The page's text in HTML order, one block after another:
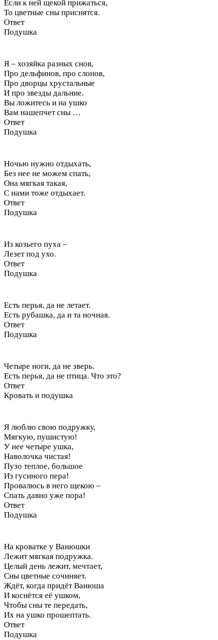
Если к ней щекой прижаться,
То цветные сны приснятся.
Ответ
Подушка
Я – хозяйка разных снов,
Про дельфинов, про слонов,
Про дворцы хрустальные
И про звезды дальние.
Вы ложитесь и на ушко
Вам нашепчет сны …
Ответ
Подушка
Ночью нужно отдыхать,
Без нее не можем спать,
Она мягкая такая,
С нами тоже отдыхает.
Ответ
Подушка
Из козьего пуха –
Лезет под ухо.
Ответ
Подушка
Есть перья, да не летает.
Есть рубашка, да и та ночная.
Ответ
Подушка
Четыре ноги, да не зверь.
Есть перья, да не птица. Что это?
Ответ
Кровать и подушка
Я люблю свою подружку,
Мягкую, пушистую!
У нее четыре ушка,
Наволочка чистая!
Пузо теплое, большое
Из гусиного пера!
Провалюсь в него щекою –
Спать давно уже пора!
Ответ
Подушка
На кроватке у Ванюшки
Лежит мягкая подружка.
Целый день лежит, мечтает,
Сны цветные сочиняет.
Ждёт, когда придёт Ванюша
И коснётся её ушком,
Чтобы сны те передать,
Их на ушко прошептать.
Ответ
Подушка